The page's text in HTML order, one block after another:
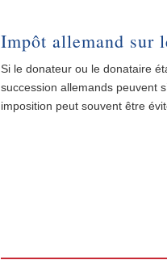
Impôt allemand sur
Si le donateur ou le donataire
succession allemands peuvent
imposition peut souvent être